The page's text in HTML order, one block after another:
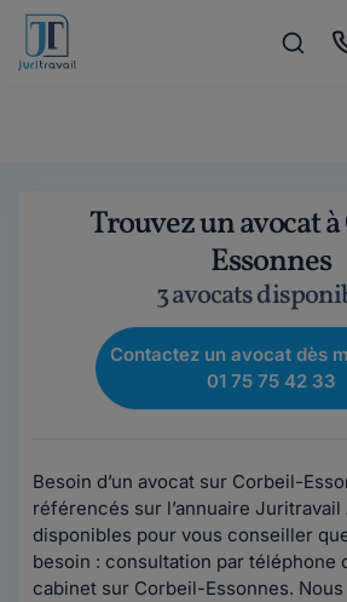
Trouvez un avocat
Essonnes
3 avocats
Contactez un avocat dès
01 75 75 42 33
Besoin d’un avocat sur Corbeil-
référencés sur l’annuaire Juritravail
disponibles pour vous conseiller
besoin : consultation par téléphone
cabinet sur Corbeil-Essonnes. Nous